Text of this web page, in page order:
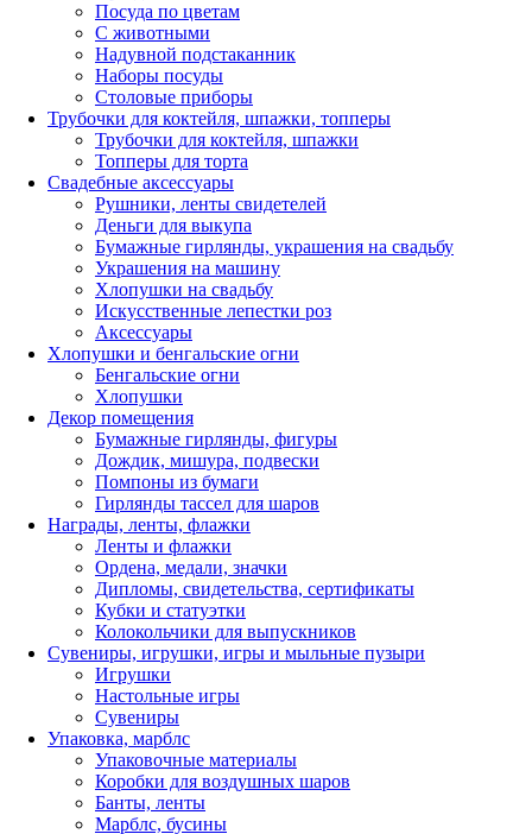
Посуда по цветам
С животными
Надувной подстаканник
Наборы посуды
Столовые приборы
Трубочки для коктейля, шпажки, топперы
Трубочки для коктейля, шпажки
Топперы для торта
Свадебные аксессуары
Рушники, ленты свидетелей
Деньги для выкупа
Бумажные гирлянды, украшения на свадьбу
Украшения на машину
Хлопушки на свадьбу
Искусственные лепестки роз
Аксессуары
Хлопушки и бенгальские огни
Бенгальские огни
Хлопушки
Декор помещения
Бумажные гирлянды, фигуры
Дождик, мишура, подвески
Помпоны из бумаги
Гирлянды тассел для шаров
Награды, ленты, флажки
Ленты и флажки
Ордена, медали, значки
Дипломы, свидетельства, сертификаты
Кубки и статуэтки
Колокольчики для выпускников
Сувениры, игрушки, игры и мыльные пузыри
Игрушки
Настольные игры
Сувениры
Упаковка, марблс
Упаковочные материалы
Коробки для воздушных шаров
Банты, ленты
Марблс, бусины